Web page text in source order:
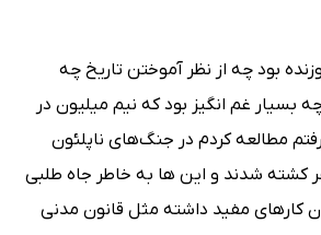
بود چه از نظر آموختن تاریخ چه
بسیار غم انگیز بود که نیم میلیون در
مطالعه کردم در جنگ‌های ناپلئون
نفر کشته شدند و این ها به خاطر جاه طلبی
کارهای مفید داشته مثل قانون مدنی